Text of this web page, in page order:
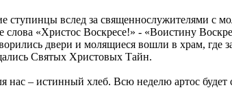
вслед за священнослужителями с
«Христос Воскресе!» - «Воистину
двери и молящиеся вошли в храм, где
Святых Христовых Тайн.
– истинный хлеб. Всю неделю артос будет